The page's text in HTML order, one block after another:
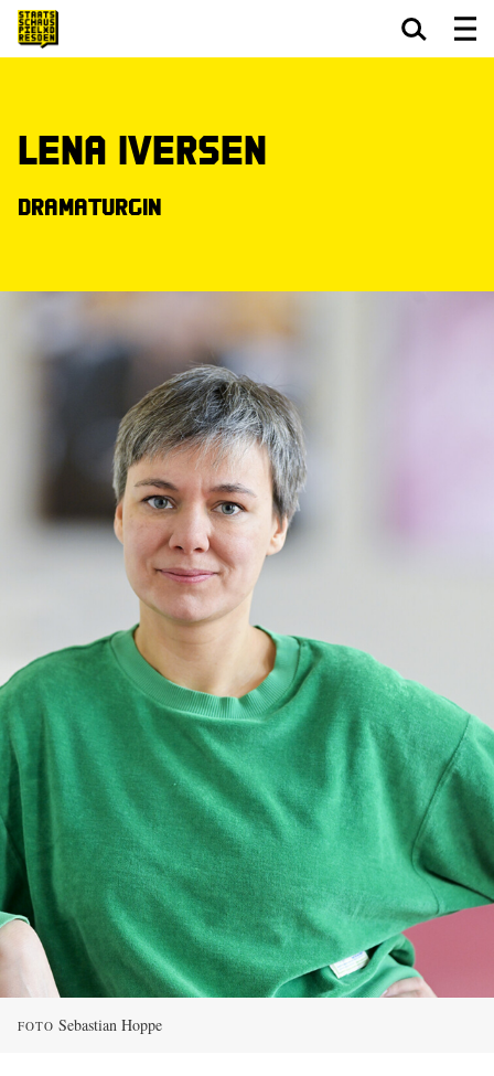
Lena Iversen
Dramaturgin
FOTO Sebastian Hoppe